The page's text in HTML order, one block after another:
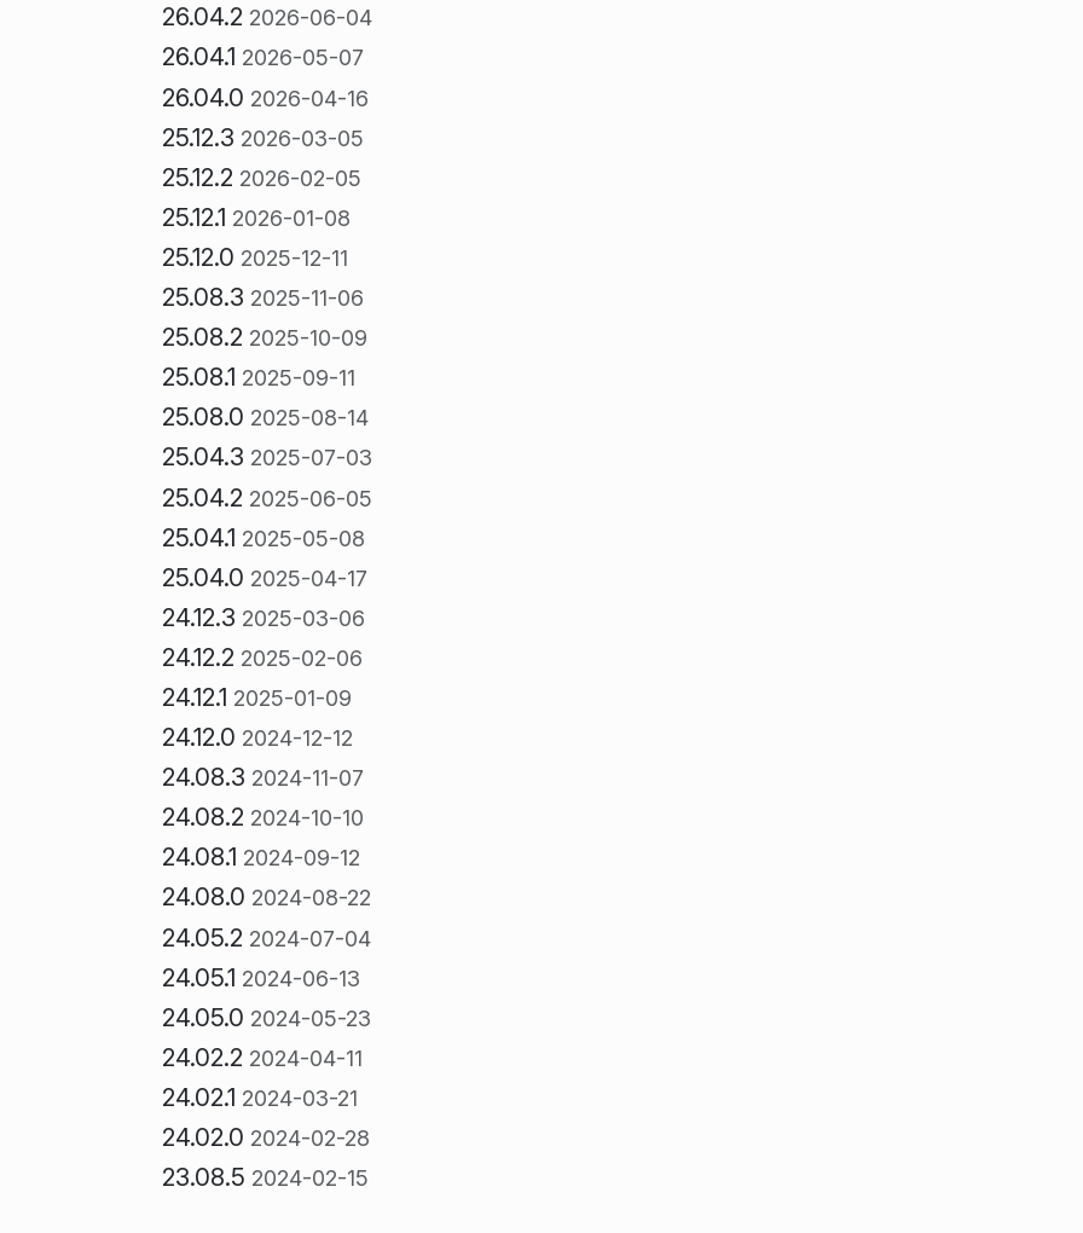
26.04.2 2026-06-04
26.04.1 2026-05-07
26.04.0 2026-04-16
25.12.3 2026-03-05
25.12.2 2026-02-05
25.12.1 2026-01-08
25.12.0 2025-12-11
25.08.3 2025-11-06
25.08.2 2025-10-09
25.08.1 2025-09-11
25.08.0 2025-08-14
25.04.3 2025-07-03
25.04.2 2025-06-05
25.04.1 2025-05-08
25.04.0 2025-04-17
24.12.3 2025-03-06
24.12.2 2025-02-06
24.12.1 2025-01-09
24.12.0 2024-12-12
24.08.3 2024-11-07
24.08.2 2024-10-10
24.08.1 2024-09-12
24.08.0 2024-08-22
24.05.2 2024-07-04
24.05.1 2024-06-13
24.05.0 2024-05-23
24.02.2 2024-04-11
24.02.1 2024-03-21
24.02.0 2024-02-28
23.08.5 2024-02-15